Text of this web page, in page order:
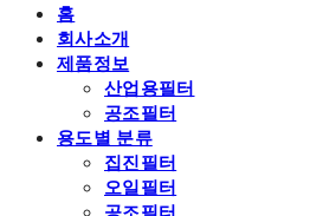
홈
회사소개
제품정보
산업용필터
공조필터
용도별 분류
집진필터
오일필터